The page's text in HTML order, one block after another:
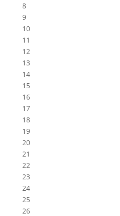
8
9
10
11
12
13
14
15
16
17
18
19
20
21
22
23
24
25
26